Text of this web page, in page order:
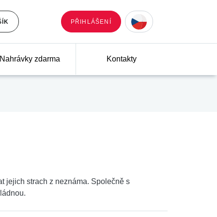
PŘIHLÁŠENÍ
Nahrávky zdarma Kontakty
jejich strach z neznáma. Společně s